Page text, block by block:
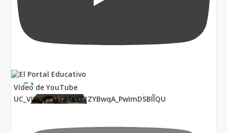
Vídeo de YouTube
UC_VIUnVRSkLAfKkF1ZYBwqA_PwImDSBllQU